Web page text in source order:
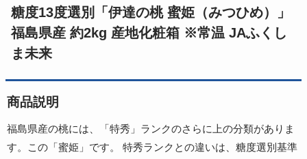
糖度13度選別「伊達の桃 蜜姫（みつひめ）」
福島県産 約2kg 産地化粧箱 ※常温 JAふくし
ま未来
商品説明
福島県産の桃には、「特秀」ランクのさらに上の分類がありま
す。この「蜜姫」です。 特秀ランクとの違いは、糖度選別基準